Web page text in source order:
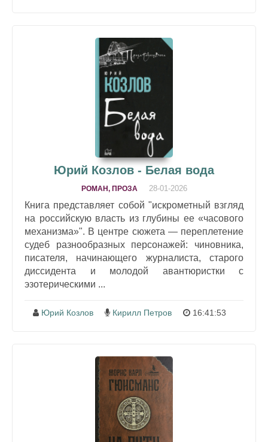
Юрий Козлов - Белая вода
РОМАН, ПРОЗА 28-01-2026
Книга представляет собой "искрометный взгляд
на российскую власть из глубины ее «часового
механизма»". В центре сюжета — переплетение
судеб разнообразных персонажей: чиновника,
писателя, начинающего журналиста, старого
диссидента и молодой авантюристки с
эзотерическими ...
Юрий Козлов Кирилл Петров 16:41:53